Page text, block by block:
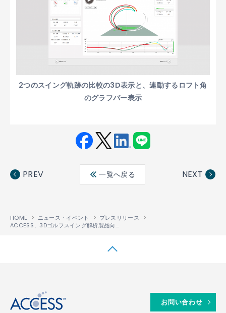
2つのスイング軌跡の比較の3D表示と、連動するロフト角
のグラフバー表示
ebo ter
edin
PREV 一覧へ戻る NEXT
HOME ニュース・イベント
プレスリリース
ACCESS、3Dゴルフスイング解析製品向けクラウドサービス 「Fullmiere
お問い合わせ